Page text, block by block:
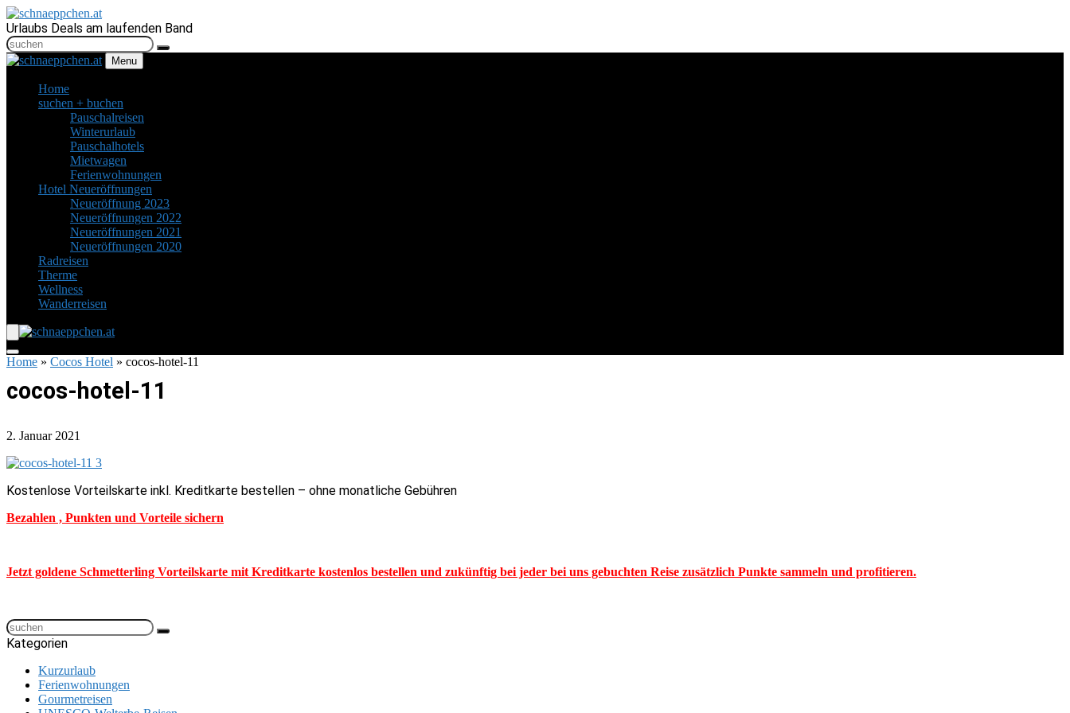
Urlaubs Deals am laufenden Band
Menu
Home
suchen + buchen
Pauschalreisen
Winterurlaub
Pauschalhotels
Mietwagen
Ferienwohnungen
Hotel Neueröffnungen
Neueröffnung 2023
Neueröffnungen 2022
Neueröffnungen 2021
Neueröffnungen 2020
Radreisen
Therme
Wellness
Wanderreisen
Home » Cocos Hotel » cocos-hotel-11
cocos-hotel-11
2. Januar 2021
Kostenlose Vorteilskarte inkl. Kreditkarte bestellen – ohne monatliche Gebühren
Bezahlen , Punkten und Vorteile sichern
Jetzt goldene Schmetterling Vorteilskarte mit Kreditkarte kostenlos bestellen und zukünftig bei jeder bei uns gebuchten Reise zusätzlich Punkte sammeln und profitieren.
Kategorien
Kurzurlaub
Ferienwohnungen
Gourmetreisen